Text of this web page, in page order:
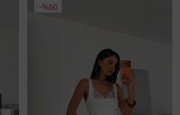
%50